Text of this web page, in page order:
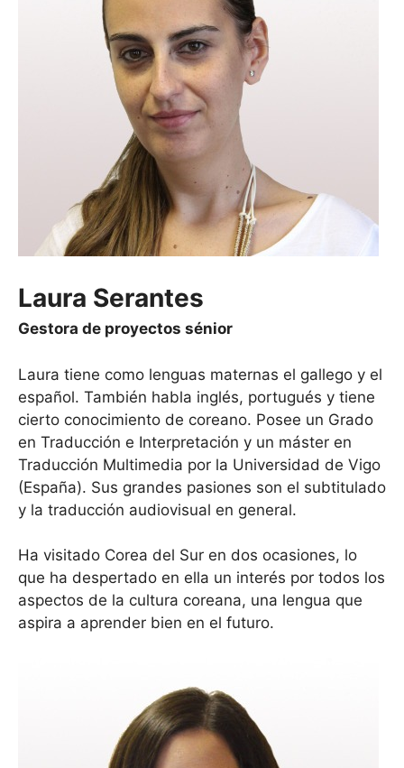
Laura Serantes
Gestora de proyectos sénior
Laura tiene como lenguas maternas el gallego y el
español. También habla inglés, portugués y tiene
cierto conocimiento de coreano. Posee un Grado
en Traducción e Interpretación y un máster en
Traducción Multimedia por la Universidad de Vigo
(España). Sus grandes pasiones son el subtitulado
y la traducción audiovisual en general.
Ha visitado Corea del Sur en dos ocasiones, lo
que ha despertado en ella un interés por todos los
aspectos de la cultura coreana, una lengua que
aspira a aprender bien en el futuro.